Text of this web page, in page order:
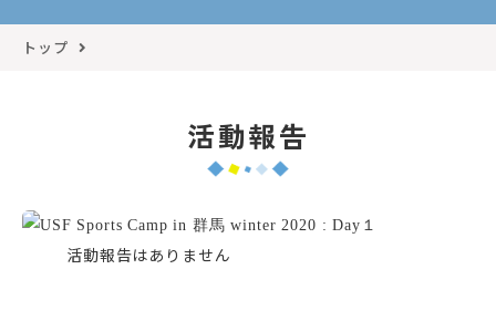
トップ
活動報告